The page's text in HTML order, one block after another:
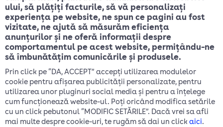
Ghid clienți
Prelucrarea datelor cu caracter personal
Politica de confidențialitate
Module cookie
Cerere date cu caracter personal
ului, să plățiți facturile, să vă personalizați
experiența pe website, ne spun ce pagini au fost
vizitate, ne ajută să măsurăm eficiența
anunțurilor și ne oferă informații despre
comportamentul pe acest website, permițându-ne
să îmbunătățim comunicările și produsele.
Prin click pe “DA, ACCEPT” accepți utilizarea modulelor
cookie pentru afișarea publicității personalizate, pentru
utilizarea unor pluginuri social media și pentru a înțelege
cum funcționează website-ul. Poți oricând modifica setările
cu un click pebutonul “MODIFIC SETĂRILE”. Dacă vrei sa afli
mai multe despre cookie-uri, te rugăm să dai un click aici.